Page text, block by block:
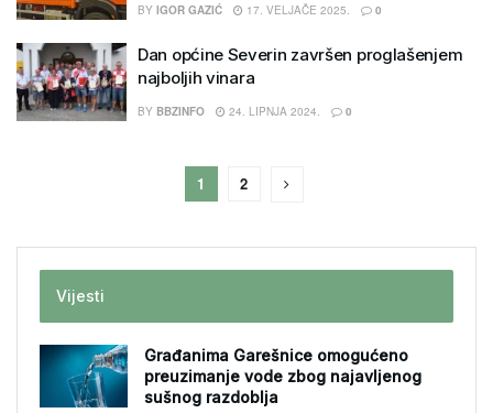
BY IGOR GAZIĆ 17. VELJAČE 2025. 0
Dan općine Severin završen proglašenjem
najboljih vinara
BY BBZINFO 24. LIPNJA 2024. 0
1 2
Vijesti
Građanima Garešnice omogućeno
preuzimanje vode zbog najavljenog
sušnog razdoblja